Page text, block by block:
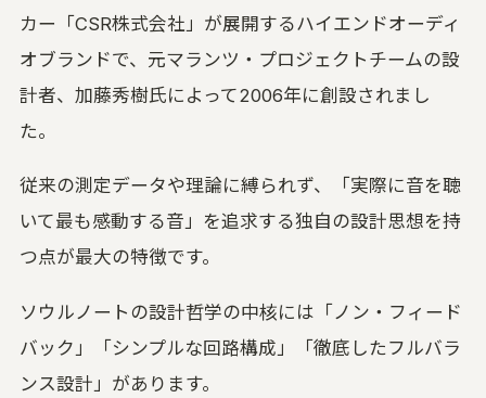
カー「CSR株式会社」が展開するハイエンドオーディ
オブランドで、元マランツ・プロジェクトチームの設
計者、加藤秀樹氏によって2006年に創設されまし
た。
従来の測定データや理論に縛られず、「実際に音を聴
いて最も感動する音」を追求する独自の設計思想を持
つ点が最大の特徴です。
ソウルノートの設計哲学の中核には「ノン・フィード
バック」「シンプルな回路構成」「徹底したフルバラ
ンス設計」があります。